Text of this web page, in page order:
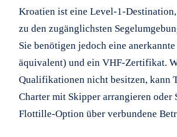
Kroatien ist eine Level-1-Destination,
zu den zugänglichsten
Sie benötigen jedoch eine
äquivalent) und ein VHF-Zertifikat.
Qualifikationen nicht besitzen, kann
Charter mit Skipper arrangieren oder
Flottille-Option über verbundene